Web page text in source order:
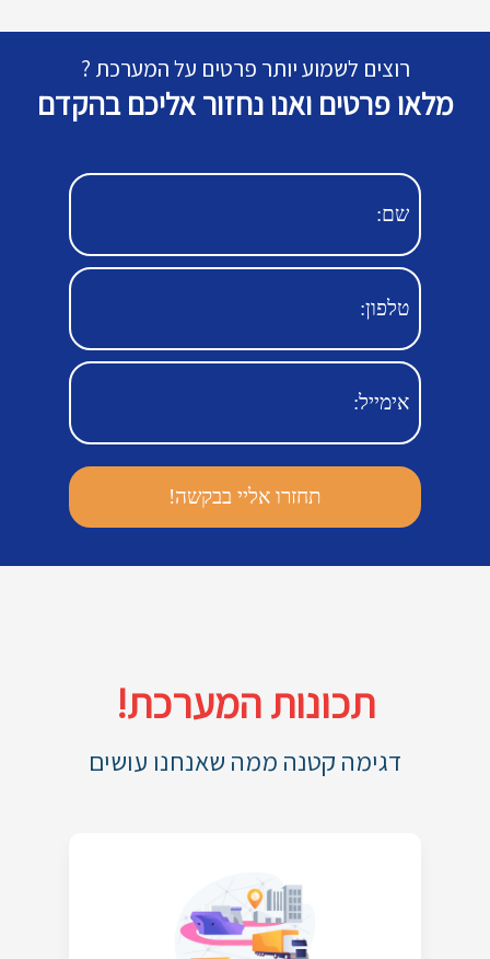
רוצים לשמוע יותר פרטים על המערכת ?
מלאו פרטים ואנו נחזור אליכם בהקדם
תכונות המערכת!
דגימה קטנה ממה שאנחנו עושים